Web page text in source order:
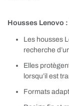
Housses Lenovo
Les housses
recherche
Elles
lorsqu’il est
Formats